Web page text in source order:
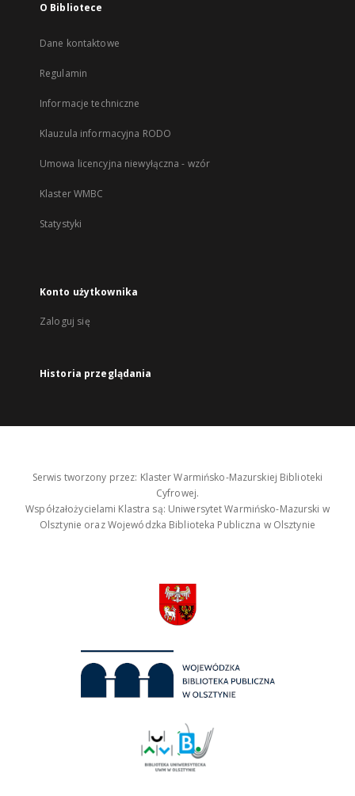
O Bibliotece
Dane kontaktowe
Regulamin
Informacje techniczne
Klauzula informacyjna RODO
Umowa licencyjna niewyłączna - wzór
Klaster WMBC
Statystyki
Konto użytkownika
Zaloguj się
Historia przeglądania
Serwis tworzony przez: Klaster Warmińsko-Mazurskiej Biblioteki
Cyfrowej.
Współzałożycielami Klastra są: Uniwersytet Warmińsko-Mazurski w
Olsztynie oraz Wojewódzka Biblioteka Publiczna w Olsztynie